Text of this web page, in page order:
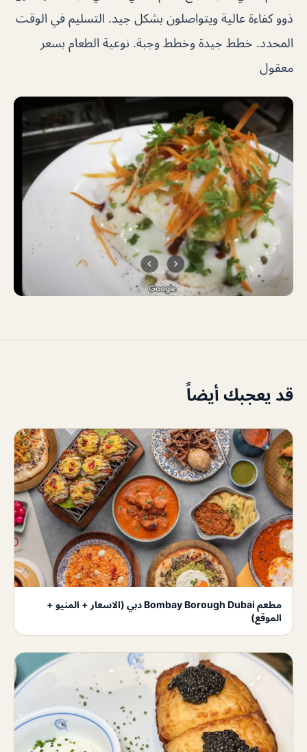
ذوو كفاءة عالية ويتواصلون بشكل جيد. التسليم في الوقت
المحدد. خطط جيدة وخطط وجبة. نوعية الطعام بسعر
معقول
قد يعجبك أيضاً
مطعم Bombay Borough Dubai دبي (الاسعار + المنيو +
الموقع)